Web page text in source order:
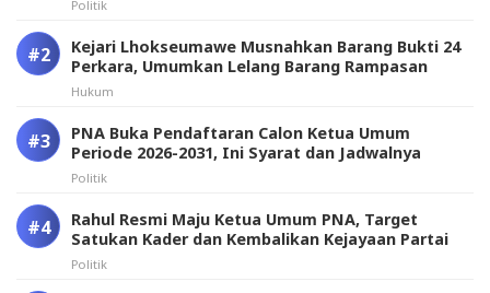
Politik
Kejari Lhokseumawe Musnahkan Barang Bukti 24
Perkara, Umumkan Lelang Barang Rampasan
Hukum
PNA Buka Pendaftaran Calon Ketua Umum
Periode 2026-2031, Ini Syarat dan Jadwalnya
Politik
Rahul Resmi Maju Ketua Umum PNA, Target
Satukan Kader dan Kembalikan Kejayaan Partai
Politik